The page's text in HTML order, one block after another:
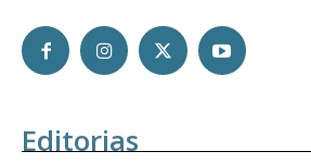
Editorias